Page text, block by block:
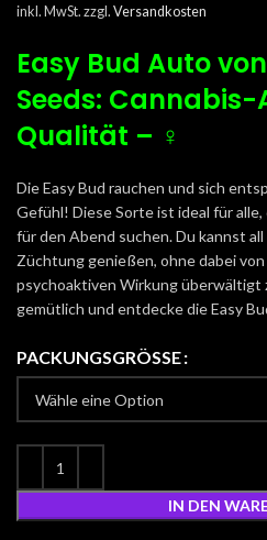
inkl. MwSt. zzgl. Versandkosten
Easy Bud Auto
Seeds:
Qualität – ♀️
Die Easy Bud rauchen und sich
Gefühl! Diese Sorte ist ideal für alle,
für den Abend suchen. Du kannst
Züchtung genießen, ohne dabei
psychoaktiven Wirkung überwältigt
gemütlich und entdecke die Easy
PACKUNGSGRÖSSE
IN DEN